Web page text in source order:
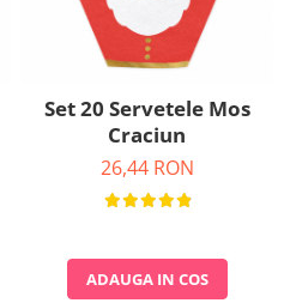
Set 20 Servetele Mos
Craciun
26,44 RON
ADAUGA IN COS